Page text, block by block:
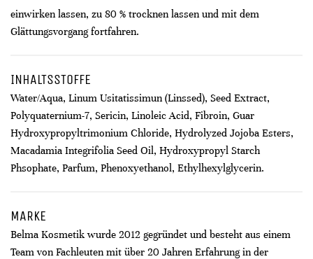
einwirken lassen, zu 80 % trocknen lassen und mit dem
Glättungsvorgang fortfahren.
INHALTSSTOFFE
Water/Aqua, Linum Usitatissimun (Linssed), Seed Extract,
Polyquaternium-7, Sericin, Linoleic Acid, Fibroin, Guar
Hydroxypropyltrimonium Chloride, Hydrolyzed Jojoba Esters,
Macadamia Integrifolia Seed Oil, Hydroxypropyl Starch
Phsophate, Parfum, Phenoxyethanol, Ethylhexylglycerin.
MARKE
Belma Kosmetik wurde 2012 gegründet und besteht aus einem
Team von Fachleuten mit über 20 Jahren Erfahrung in der